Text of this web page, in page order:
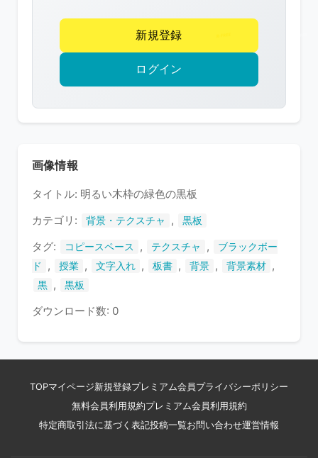
作
権
護
い
ま
新規登録
ログイン
画像情報
タイトル: 明るい木枠の緑色の黒板
カテゴリ:
背景・テクスチャ , 黒板
タグ: コピースペース , テクスチャ ,
ブラックボー
ド
, 授業 , 文字入れ , 板書 , 背景 , 背景素材 ,
黒 , 黒板
ダウンロード数: 0
TOPマイページ新規登録プレミアム会員 プライバシーポリシー
無料会員利用規約プレミアム会員利用規約
特定商取引法に基づく表記投稿一覧お問い合わせ運営情報